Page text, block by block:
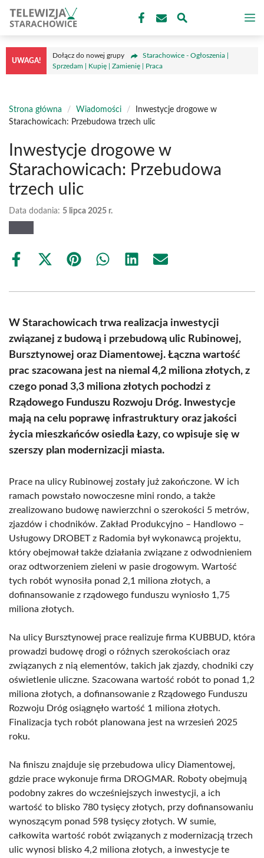
treści
UWAGA!
Dołącz do nowej grupy
Starachowice - Ogłoszenia |
Sprzedam | Kupię | Zamienię | Praca
Strona główna / Wiadomości /
Inwestycje drogowe w
Starachowicach: Przebudowa trzech ulic
Inwestycje drogowe w
Starachowicach: Przebudowa
trzech ulic
Data dodania: 5 lipca 2025 r.
Share
Share
(Twitter)
Share Share Share Share
W Starachowicach trwa realizacja inwestycji
związanej z budową i przebudową ulic Rubinowej,
Bursztynowej oraz Diamentowej. Łączna wartość
prac szacowana jest na niemal 4,2 miliona złotych, z
czego ponad 3,3 miliona złotych pochodzi z
Rządowego Funduszu Rozwoju Dróg. Inwestycje
mają na celu poprawę infrastruktury oraz jakości
życia mieszkańców osiedla Łazy, co wpisuje się w
szerszy plan modernizacji miasta.
Prace na ulicy Rubinowej zostały już zakończone. W ich
ramach powstało nowoczesne mini rondo, a także
zrealizowano budowę nawierzchni o szerokości 5 metrów,
zjazdów i chodników. Zakład Produkcyjno – Handlowo –
Usługowy DROBET z Radomia był wykonawcą projektu,
który obejmował także działania związane z odwodnieniem
oraz odtworzeniem zieleni w pasie drogowym. Wartość
tych robót wynosiła ponad 2,1 miliona złotych, a
dofinansowanie z rządowego funduszu wyniosło 1,75
miliona złotych.
Na ulicy Bursztynowej prace realizuje firma KUBBUD, która
prowadzi budowę drogi o różnych szerokościach oraz
związanych z nią elementów, takich jak zjazdy, chodniki czy
oświetlenie uliczne. Szacowana wartość robót to ponad 1,2
miliona złotych, a dofinansowanie z Rządowego Funduszu
Rozwoju Dróg osiągnęło wartość 1 miliona złotych.
Finalizacja tych robót planowana jest na wrzesień 2025
roku.
Na finiszu znajduje się przebudowa ulicy Diamentowej,
gdzie prace wykonuje firma DROGMAR. Roboty obejmują
podobny zakres do wcześniejszych inwestycji, a ich
wartość to blisko 780 tysięcy złotych, przy dofinansowaniu
wynoszącym ponad 598 tysięcy złotych. W sumie,
całkowita wartość robót związanych z modernizacją trzech
ulic wynosi blisko 4,2 miliona złotych, a inwestycje te